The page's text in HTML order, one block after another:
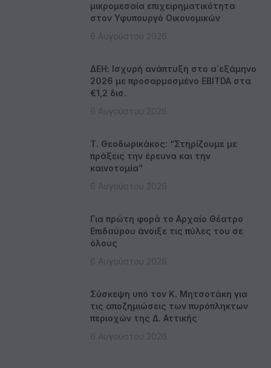
μικρομεσαία επιχειρηματικότητα
στον Υφυπουργό Οικονομικών
6 Αυγούστου 2026
ΔΕΗ: Ισχυρή ανάπτυξη στο α΄εξάμηνο
2026 με προσαρμοσμένο EBITDA στα
€1,2 δισ.
6 Αυγούστου 2026
Τ. Θεοδωρικάκος: “Στηρίζουμε με
πράξεις την έρευνα και την
καινοτομία”
6 Αυγούστου 2026
Για πρώτη φορά το Αρχαίο Θέατρο
Επιδαύρου άνοιξε τις πύλες του σε
όλους
6 Αυγούστου 2026
Σύσκεψη υπό τον Κ. Μητσοτάκη για
τις αποζημιώσεις των πυρόπληκτων
περιοχών της Δ. Αττικής
6 Αυγούστου 2026